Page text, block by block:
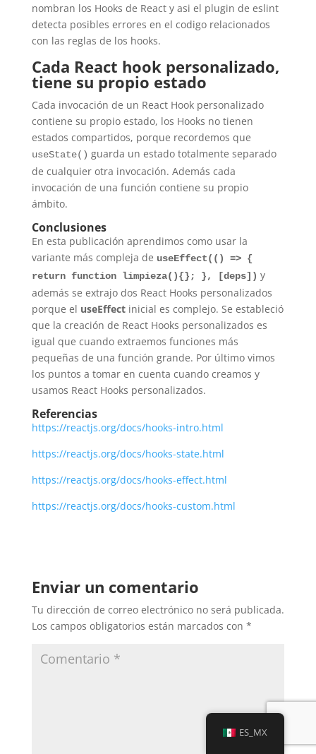
nombran los Hooks de React y asi el plugin de eslint
detecta posibles errores en el codigo relacionados
con las reglas de los hooks.
Cada React hook personalizado,
tiene su propio estado
Cada invocación de un React Hook personalizado
contiene su propio estado, los Hooks no tienen
estados compartidos, porque recordemos que
useState() guarda un estado totalmente separado
de cualquier otra invocación. Además cada
invocación de una función contiene su propio
ámbito.
Conclusiones
En esta publicación aprendimos como usar la
variante más compleja de useEffect(() => {
return function limpieza(){}; }, [deps]) y
además se extrajo dos React Hooks personalizados
porque el useEffectinicial es complejo. Se estableció
que la creación de React Hooks personalizados es
igual que cuando extraemos funciones más
pequeñas de una función grande. Por último vimos
los puntos a tomar en cuenta cuando creamos y
usamos React Hooks personalizados.
Referencias
https://reactjs.org/docs/hooks-intro.html
https://reactjs.org/docs/hooks-state.html
https://reactjs.org/docs/hooks-effect.html
https://reactjs.org/docs/hooks-custom.html
Enviar un comentario
Tu dirección de correo electrónico no será publicada.
Los campos obligatorios están marcados con *
ES_MX